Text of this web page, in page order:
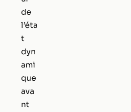
de
l’éta
t
dyn
ami
que
ava
nt